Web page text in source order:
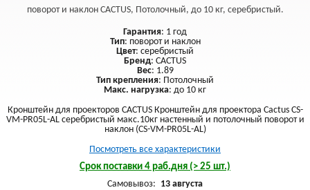
поворот и наклон CACTUS, Потолочный, до 10 кг, серебристый.
Гарантия: 1 год
Тип: поворот и наклон
Цвет: серебристый
Бренд: CACTUS
Вес: 1.89
Тип крепления: Потолочный
Макс. нагрузка: до 10 кг
Кронштейн для проекторов CACTUS Кронштейн для проектора Cactus CS-
VM-PR05L-AL серебристый макс.10кг настенный и потолочный поворот и
наклон (CS-VM-PR05L-AL)
Посмотреть все характеристики
Срок поставки 4 раб.дня (> 25 шт.)
Самовывоз: 13 августа